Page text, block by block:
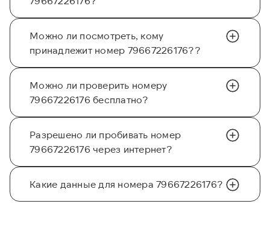
Можно ли посмотреть, кому
принадлежит номер 79667226176??
Можно ли проверить номеру
79667226176 бесплатно?
Разрешено ли пробивать номер
79667226176 через интернет?
Какие данные для номера 79667226176?